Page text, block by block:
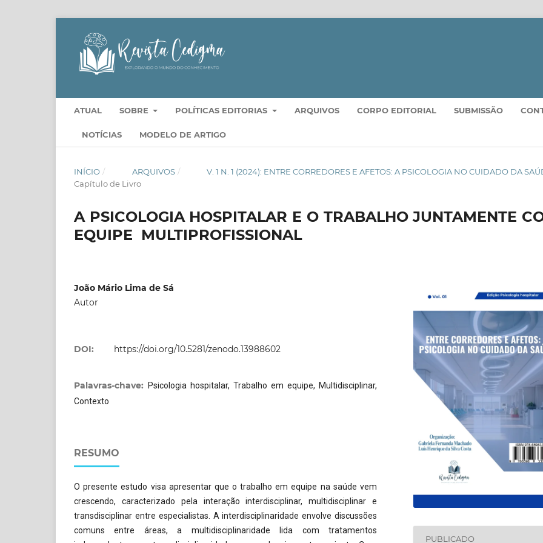
ATUAL SOBRE POLÍTICAS EDITORIAS ARQUIVOS CORPO EDITORIAL SUBMISSÃO
NOTÍCIAS MODELO DE ARTIGO
INÍCIO / ARQUIVOS / V. 1 N. 1 (2024): ENTRE CORREDORES E AFETOS: A PSICOLOGIA NO CUIDADO DA
Capítulo de Livro
A PSICOLOGIA HOSPITALAR E O TRABALHO JUNTAMENTE
EQUIPE MULTIPROFISSIONAL
João Mário Lima de Sá
Autor
DOI: https://doi.org/10.5281/zenodo.13988602
Palavras-chave:
Psicologia hospitalar, Trabalho em equipe, Multidisciplinar,
Contexto
RESUMO
O presente estudo visa apresentar que o trabalho em equipe na saúde vem
crescendo, caracterizado pela interação interdisciplinar, multidisciplinar e
transdisciplinar entre especialistas. A interdisciplinaridade envolve discussões
comuns entre áreas, a multidisciplinaridade lida com tratamentos
PUBLICADO